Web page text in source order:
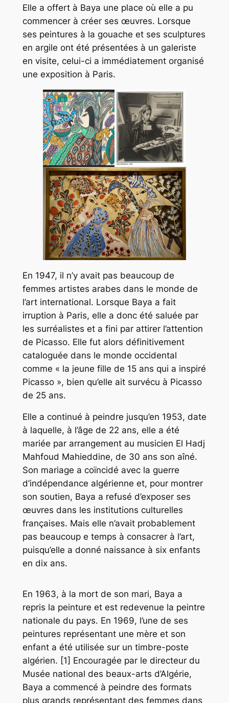
Elle a offert à Baya une place où elle a pu
commencer à créer ses œuvres. Lorsque
ses peintures à la gouache et ses sculptures
en argile ont été présentées à un galeriste
en visite, celui-ci a immédiatement organisé
une exposition à Paris.
En 1947, il n’y avait pas beaucoup de
femmes artistes arabes dans le monde de
l’art international. Lorsque Baya a fait
irruption à Paris, elle a donc été saluée par
les surréalistes et a fini par attirer l’attention
de Picasso. Elle fut alors définitivement
cataloguée dans le monde occidental
comme « la jeune fille de 15 ans qui a inspiré
Picasso », bien qu’elle ait survécu à Picasso
de 25 ans.
Elle a continué à peindre jusqu’en 1953, date
à laquelle, à l’âge de 22 ans, elle a été
mariée par arrangement au musicien El Hadj
Mahfoud Mahieddine, de 30 ans son aîné.
Son mariage a coïncidé avec la guerre
d’indépendance algérienne et, pour montrer
son soutien, Baya a refusé d’exposer ses
œuvres dans les institutions culturelles
françaises. Mais elle n’avait probablement
pas beaucoup e temps à consacrer à l’art,
puisqu’elle a donné naissance à six enfants
en dix ans.
En 1963, à la mort de son mari, Baya a
repris la peinture et est redevenue la peintre
nationale du pays. En 1969, l’une de ses
peintures représentant une mère et son
enfant a été utilisée sur un timbre-poste
algérien. [1] Encouragée par le directeur du
Musée national des beaux-arts d’Algérie,
Baya a commencé à peindre des formats
plus grands représentant des femmes dans